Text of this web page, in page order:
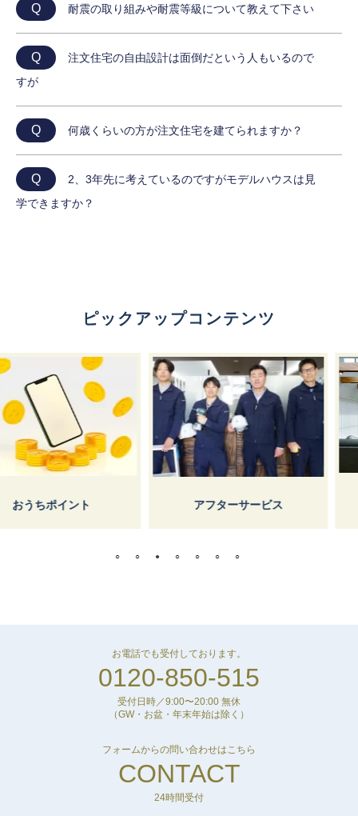
Q 耐震の取り組みや耐震等級について教えて下さい
Q
注文住宅の自由設計は面倒だという人もいるので
すが
Q 何歳くらいの方が注文住宅を建てられますか？
Q
2、3年先に考えているのですがモデルハウスは見
学できますか？
ピックアップコンテンツ
ント アフターサービス
お電話でも受付しております。
0120-850-515
受付日時／9:00〜20:00 無休
（GW・お盆・年末年始は除く）
フォームからの問い合わせはこちら
CONTACT
24時間受付